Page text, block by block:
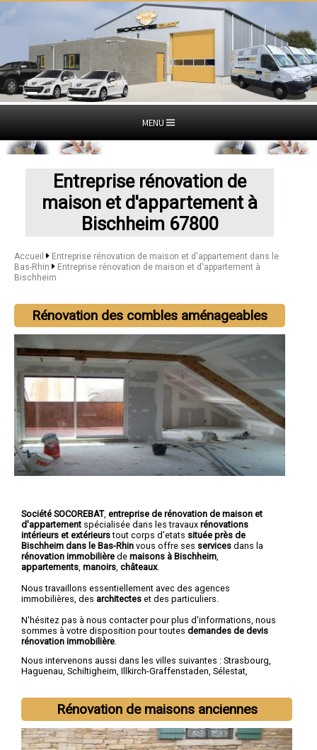
MENU
Entreprise rénovation de
maison et d'appartement à
Bischheim 67800
Accueil
Entreprise rénovation de maison et d'appartement dans le
Bas-Rhin
Entreprise rénovation de maison et d'appartement à
Bischheim
Rénovation des combles aménageables
Société SOCOREBAT, entreprise de rénovation de maison et
d'appartement spécialisée dans les travaux rénovations
intérieurs et extérieurstout corps d'etats située près de
Bischheim dans le Bas-Rhin vous offre ses services dans la
rénovation immobilière de maisons à Bischheim
appartements manoirs châteaux.
Nous travaillons essentiellement avec des agences
immobilières, des architectes et des particuliers.
N'hésitez pas à nous contacter pour plus d'informations, nous
sommes à votre disposition pour toutes demandes de devis
rénovation immobilière
Nous intervenons aussi dans les villes suivantes : Strasbourg,
Haguenau, Schiltigheim, Illkirch-Graffenstaden, Sélestat,
Rénovation de maisons anciennes